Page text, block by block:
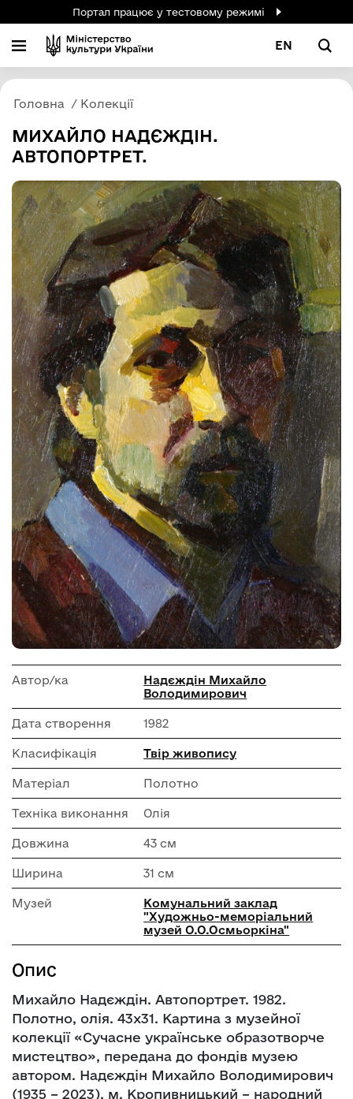
Портал працює у тестовому режимі
EN
Головна Колекції
МИХАЙЛО НАДЄЖДІН.
АВТОПОРТРЕТ.
Автор/ка
Надєждін Михайло
Володимирович
Дата створення 1982
Класифікація Твір живопису
Матеріал Полотно
Техніка виконання Олія
Довжина 43 см
Ширина 31 см
Музей
Комунальний заклад
"Художньо-меморіальний
музей О.О.Осмьоркіна"
Опис
Михайло Надєждін. Автопортрет. 1982.
Полотно, олія. 43х31. Картина з музейної
колекції «Сучасне українське образотворче
мистецтво», передана до фондів музею
автором. Надєждін Михайло Володимирович
(1935 – 2023), м. Кропивницький – народний